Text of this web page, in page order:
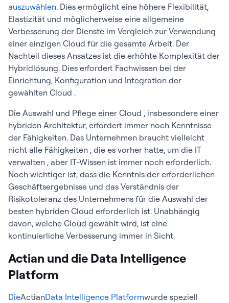
auszuwählen. Dies ermöglicht eine höhere Flexibilität,
Elastizität und möglicherweise eine allgemeine
Verbesserung der Dienste im Vergleich zur Verwendung
einer einzigen Cloud für die gesamte Arbeit. Der
Nachteil dieses Ansatzes ist die erhöhte Komplexität der
Hybridlösung. Dies erfordert Fachwissen bei der
Einrichtung, Konfiguration und Integration der
gewählten Cloud .
Die Auswahl und Pflege einer Cloud , insbesondere einer
hybriden Architektur, erfordert immer noch Kenntnisse
der Fähigkeiten. Das Unternehmen braucht vielleicht
nicht alle Fähigkeiten , die es vorher hatte, um die IT
verwalten , aber IT-Wissen ist immer noch erforderlich.
Noch wichtiger ist, dass die Kenntnis der erforderlichen
Geschäftsergebnisse und das Verständnis der
Risikotoleranz des Unternehmens für die Auswahl der
besten hybriden Cloud erforderlich ist. Unabhängig
davon, welche Cloud gewählt wird, ist eine
kontinuierliche Verbesserung immer in Sicht.
Actian und die Data Intelligence
Platform
DieActianData Intelligence Platformwurde speziell